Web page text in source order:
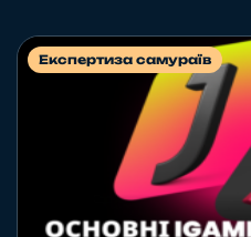
Експертиза самураїв